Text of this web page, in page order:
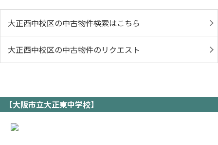
大正西中校区の中古物件検索はこちら
大正西中校区の中古物件のリクエスト
【大阪市立大正東中学校】